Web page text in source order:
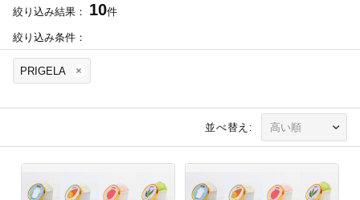
絞り込み結果： 10件
絞り込み条件：
PRIGELA
並べ替え: